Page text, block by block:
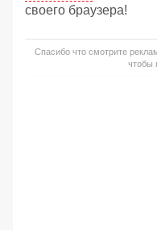
своего браузера!
Спасибо что смотрите
чтобы